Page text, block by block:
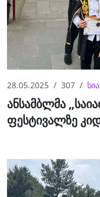
28.05.2025 307
ანსამბლმა
ფესტივალზე